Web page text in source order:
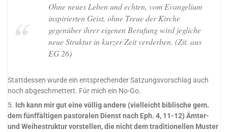
Ohne neues Leben und echten, vom Evangelium
inspirierten Geist, ohne Treue der Kirche
gegenüber ihrer eigenen Berufung wird jegliche
neue Struktur in kurzer Zeit verderben. (Zit. aus
EG 26)
Stattdessen wurde ein entsprechender Satzungsvorschlag auch
noch abgeschmettert. Für mich ein No-Go.
5. Ich kann mir gut eine völlig andere (vielleicht biblische gem.
dem fünffältigen pastoralen Dienst nach Eph. 4, 11-12) Ämter-
und Weihestruktur vorstellen, die nicht dem traditionellen Muster